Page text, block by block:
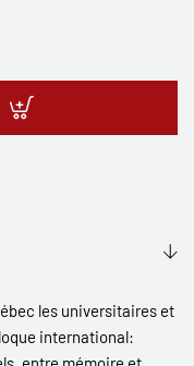
les universitaires et
international: